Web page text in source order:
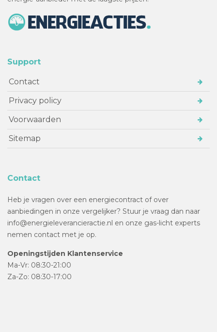
Support
Contact
Privacy policy
Voorwaarden
Sitemap
Contact
Heb je vragen over een energiecontract of over
aanbiedingen in onze vergelijker? Stuur je vraag dan naar
info@energieleverancieractie.nl en onze gas-licht experts
nemen contact met je op.
Openingstijden Klantenservice
Ma-Vr: 08:30-21:00
Za-Zo: 08:30-17:00